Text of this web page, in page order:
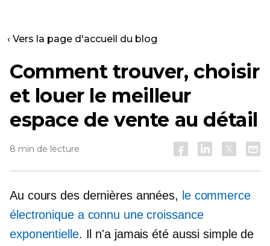
‹ Vers la page d'accueil du blog
Comment trouver, choisir
et louer le meilleur
espace de vente au détail
8 min de lecture
Au cours des dernières années, le commerce
électronique a connu une croissance
exponentielle. Il n'a jamais été aussi simple de